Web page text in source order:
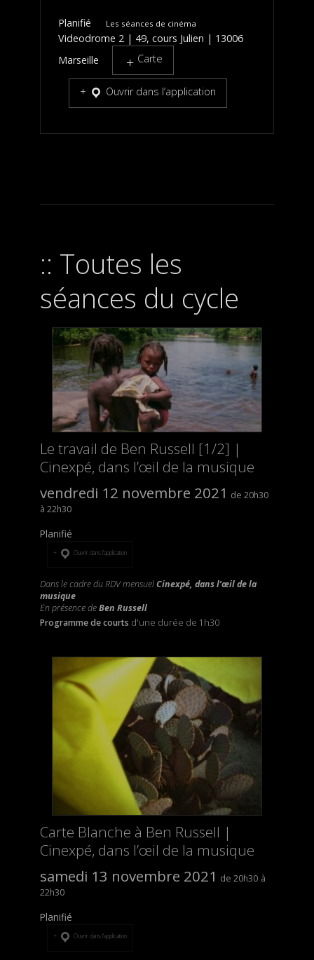
Planifié Les séances de cinéma
Videodrome 2 | 49, cours Julien | 13006
Marseille
Carte
Ouvrir dans l’application
Toutes les
séances du cycle
Le travail de Ben Russell [1/2] |
Cinexpé, dans l’œil de la musique
vendredi 12 novembre 2021
20h30
22h30
Planifié
Ouvrir dans l’application
Dans le cadre du RDV mensuelCinexpé, dans l’œil de la
musique
En présence deBen Russell
Programme de courts d'une durée de 1h30
Carte Blanche à Ben Russell |
Cinexpé, dans l’œil de la musique
samedi 13 novembre 2021
20h30
22h30
Planifié
Ouvrir dans l’application